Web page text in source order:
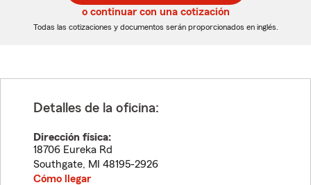
5
dígitos
5
dígitos
o continuar con una cotización
Todas las cotizaciones y documentos serán proporcionados en inglés.
Detalles de la oficina:
Dirección física:
18706 Eureka Rd
Southgate, MI
48195-2926
Cómo llegar